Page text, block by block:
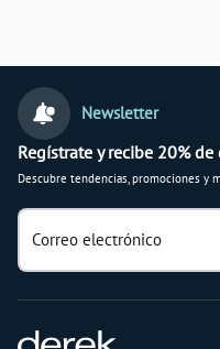
Newsletter
Regístrate y recibe 20%
Descubre tendencias, promociones y
Correo electrónico